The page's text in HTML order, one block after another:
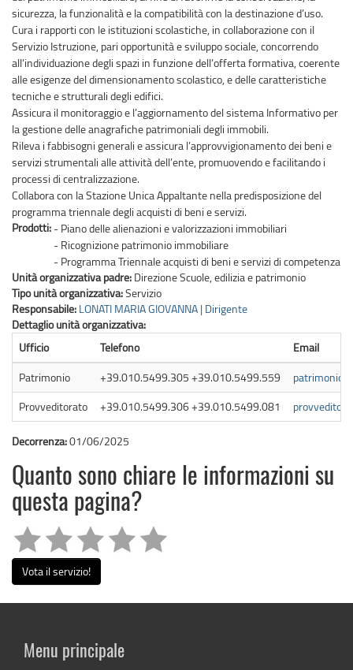
sicurezza, la funzionalità e la compatibilità con la destinazione d’uso.
Cura i rapporti con le istituzioni scolastiche, in collaborazione con il
Servizio Istruzione, pari opportunità e sviluppo sociale, concorrendo
all’individuazione degli spazi in funzione dell’offerta formativa, coerente
alle esigenze del dimensionamento scolastico, e delle caratteristiche
tecniche e strutturali degli edifici.
Assicura il monitoraggio e l’aggiornamento del sistema Informativo per
la gestione delle anagrafiche patrimoniali degli immobili.
Rileva i fabbisogni generali e assicura l’approvvigionamento dei beni e
servizi strumentali alle attività dell’ente, promuovendo e facilitando i
processi di centralizzazione.
Collabora con la Stazione Unica Appaltante nella predisposizione del
programma triennale degli acquisti di beni e servizi.
Prodotti: - Piano delle alienazioni e valorizzazioni immobiliari
- Ricognizione patrimonio immobiliare
- Programma Triennale acquisti di beni e servizi di competenza
Unità organizzativa padre: Direzione Scuole, edilizia e patrimonio
Tipo unità organizzativa:Servizio
Responsabile: LONATI MARIA GIOVANNA | Dirigente
Dettaglio unità organizzativa:
Ufficio
Telefono
Email
Patrimonio
+39.010.5499.305 +39.010.5499.559
Provveditorato
+39.010.5499.306 +39.010.5499.081
Decorrenza:01/06/2025
Quanto sono chiare le informazioni su
questa pagina?
Vota il servizio!
Menu principale